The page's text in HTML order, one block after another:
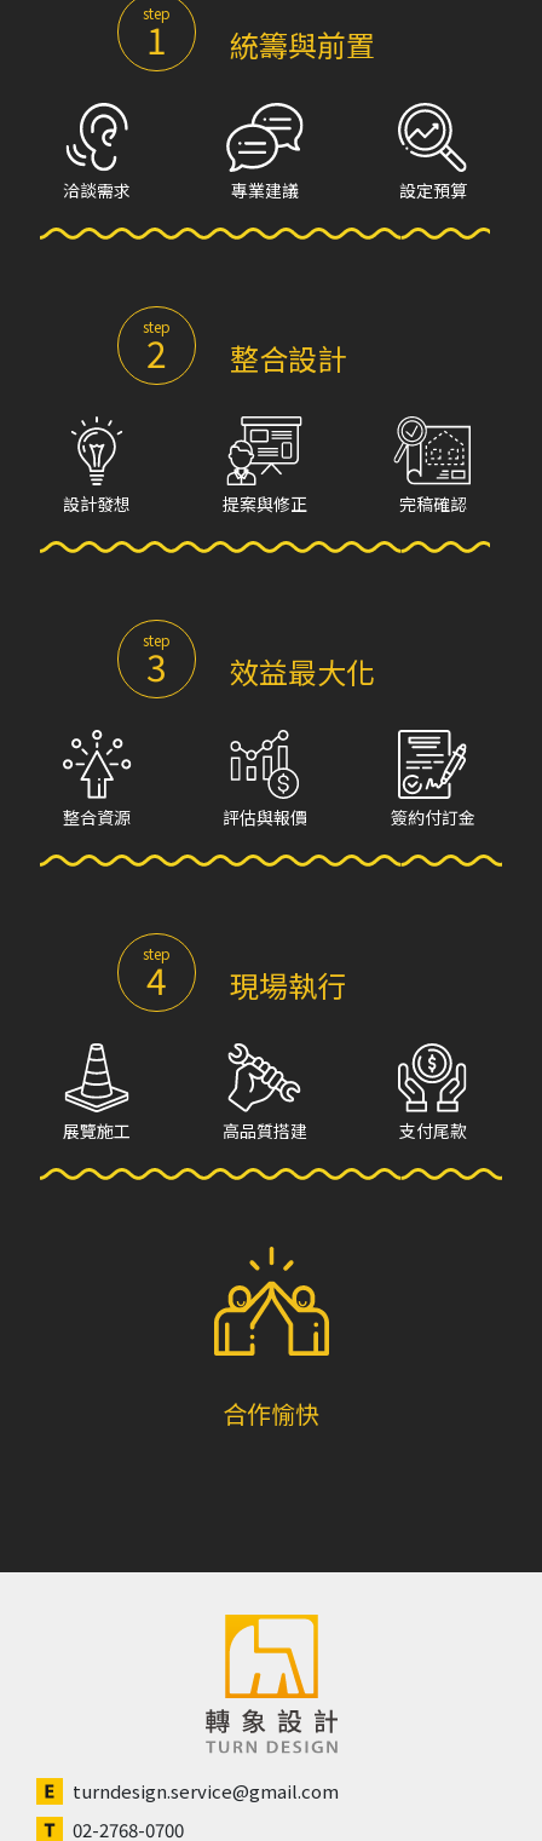
step
1 統籌與前置
洽談需求 專業建議 設定預算
step
2 整合設計
設計發想 提案與修正 完稿確認
step
3 效益最大化
整合資源 評估與報價 簽約付訂金
step
4 現場執行
展覽施工 高品質搭建 支付尾款
合作愉快
turndesign.service@gmail.com
02-2768-0700